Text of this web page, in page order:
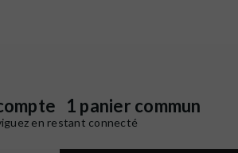
1 panier commun
en restant connecté